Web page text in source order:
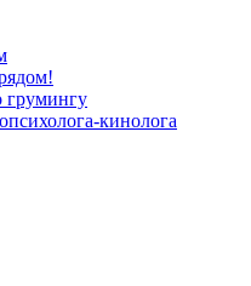
грумингу
кинолога